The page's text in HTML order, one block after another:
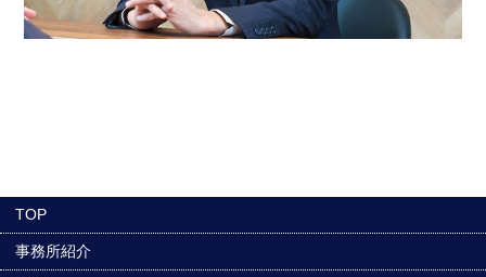
TOP
事務所紹介